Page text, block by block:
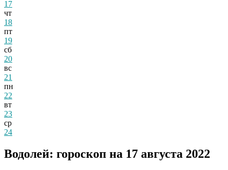
17
чт
18
пт
19
сб
20
вс
21
пн
22
вт
23
ср
24
Водолей: гороскоп на 17 августа 2022